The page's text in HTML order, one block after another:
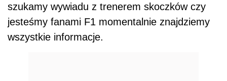
szukamy wywiadu z trenerem skoczków czy
jesteśmy fanami F1 momentalnie znajdziemy
wszystkie informacje.